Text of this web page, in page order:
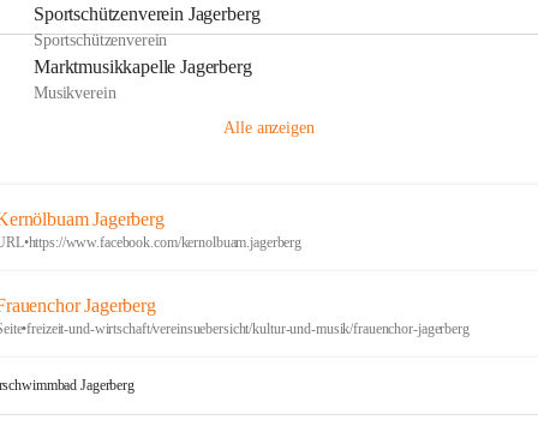
Sportschützenverein Jagerberg
Sportschützenverein
Marktmusikkapelle Jagerberg
Musikverein
Alle anzeigen
Jagerberg
•https://www.facebook.com/kernolbuam.jagerberg
Jagerberg
•freizeit-und-wirtschaft/vereinsuebersicht/kultur-und-musik/frauenchor-jagerberg
Jagerberg